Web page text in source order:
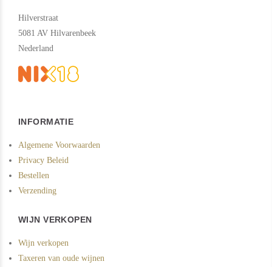
Hilverstraat
5081 AV Hilvarenbeek
Nederland
INFORMATIE
Algemene Voorwaarden
Privacy Beleid
Bestellen
Verzending
WIJN VERKOPEN
Wijn verkopen
Taxeren van oude wijnen